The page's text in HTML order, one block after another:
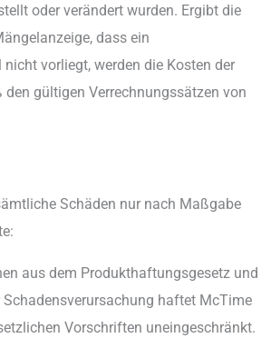
oder verändert wurden. Ergibt die
dass ein
vorliegt, werden die Kosten der
den gültigen Verrechnungssätzen von
Schäden nur nach Maßgabe
aus dem Produkthaftungsgesetz und
haftet McTime
Vorschriften uneingeschränkt.